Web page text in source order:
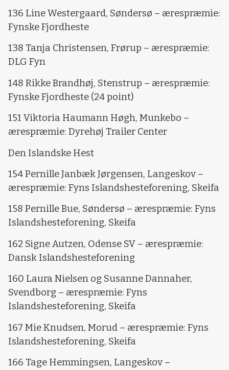
136 Line Westergaard, Søndersø – ærespræmie:
Fynske Fjordheste
138 Tanja Christensen, Frørup – ærespræmie:
DLG Fyn
148 Rikke Brandhøj, Stenstrup – ærespræmie:
Fynske Fjordheste (24 point)
151 Viktoria Haumann Høgh, Munkebo –
ærespræmie: Dyrehøj Trailer Center
Den Islandske Hest
154 Pernille Janbæk Jørgensen, Langeskov –
ærespræmie: Fyns Islandshesteforening, Skeifa
158 Pernille Bue, Søndersø – ærespræmie: Fyns
Islandshesteforening, Skeifa
162 Signe Autzen, Odense SV – ærespræmie:
Dansk Islandshesteforening
160 Laura Nielsen og Susanne Dannaher,
Svendborg – ærespræmie: Fyns
Islandshesteforening, Skeifa
167 Mie Knudsen, Morud – ærespræmie: Fyns
Islandshesteforening, Skeifa
166 Tage Hemmingsen, Langeskov –